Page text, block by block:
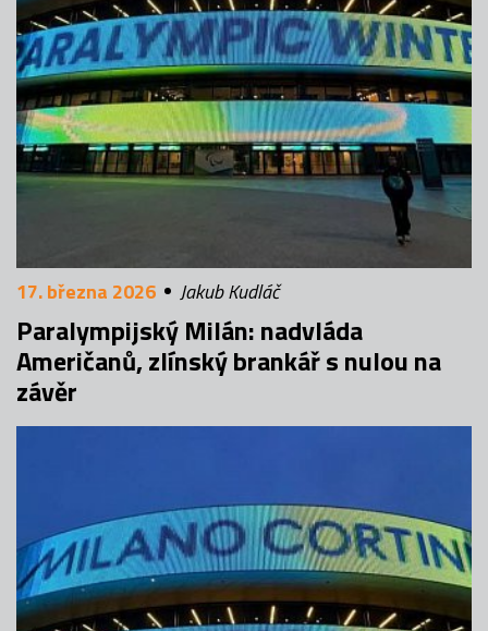
17. března 2026 Jakub Kudláč
Paralympijský Milán: nadvláda
Američanů, zlínský brankář s nulou na
závěr